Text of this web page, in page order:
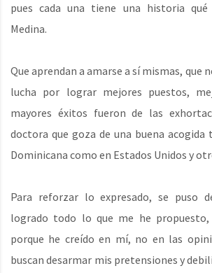
pues cada una tiene una historia qué
Medina.
Que aprendan a amarse a sí mismas, que
lucha por lograr mejores puestos,
mayores éxitos fueron de las
doctora que goza de una buena acogida
Dominicana como en Estados Unidos y
Para reforzar lo expresado, se puso
logrado todo lo que me he
porque he creído en mí, no en las
buscan desarmar mis pretensiones y